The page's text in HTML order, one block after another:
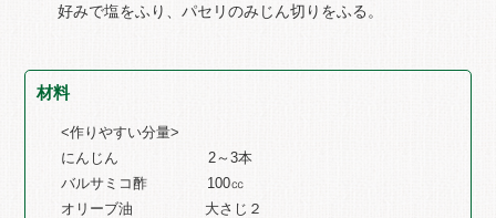
好みで塩をふり、パセリのみじん切りをふる。
材料
<作りやすい分量>
にんじん 2～3本
バルサミコ酢 100㏄
オリーブ油 大さじ２